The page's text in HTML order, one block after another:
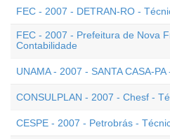
FEC - 2007 - DETRAN-RO -
FEC - 2007 - Prefeitura de Nova
Contabilidade
UNAMA - 2007 - SANTA CASA-
CONSULPLAN - 2007 - Chesf -
CESPE - 2007 - Petrobrás -